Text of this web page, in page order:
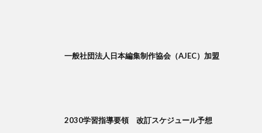
一般社団法人日本編集制作協会（AJEC）加盟
2030学習指導要領 改訂スケジュール予想